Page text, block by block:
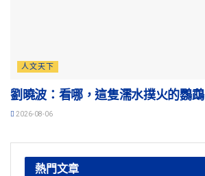
人文天下
劉曉波：看哪，這隻濡水撲火的鸚鵡
2026-08-06
熱門文章